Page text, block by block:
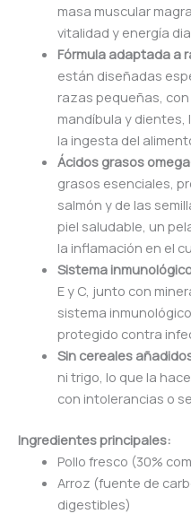
masa muscular
vitalidad y energía
Fórmula adaptada a
están diseñadas
razas pequeñas,
mandíbula y dientes,
la ingesta del
Ácidos grasos
grasos esenciales,
salmón y de las
piel saludable, un
la inflamación en el
Sistema
E y C, junto con
sistema
protegido contra
Sin cereales
ni trigo, lo que la
con intolerancias o
Ingredientes principales:
Pollo fresco (30%
Arroz (fuente de
digestibles)